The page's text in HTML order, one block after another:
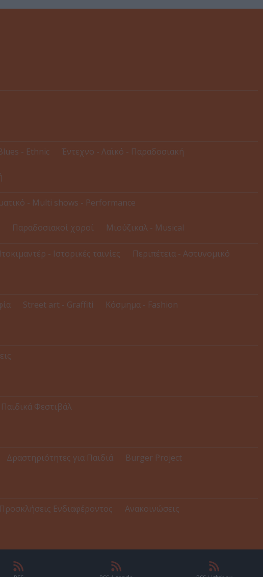
- Ethnic Έντεχνο - Λαϊκό - Παραδοσιακή
- Multi shows - Performance
Παραδοσιακοί χοροί Μιούζικαλ - Musical
- Ιστορικές ταινίες Περιπέτεια - Αστυνομικό
Street art - Graffiti Κόσμημα - Fashion
Παιδικά Φεστιβάλ
Δραστηριότητες για Παιδιά Burger Project
Προσκλήσεις Ενδιαφέροντος Ανακοινώσεις